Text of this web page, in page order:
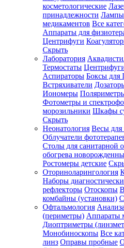
косметологические
принадлежности
медикаментов Все
Аппараты для
Центрифуги
Скрыть
Лаборатория
Термостаты
Аспираторы Боксы для
Встряхиватели
Иономеры
Фотометры и
морозильники Шкафы
Скрыть
Неонатология Весы
Облучатели
Столы для санитарной
обогрева
Ростомеры детские
Оториноларингология
Наборы
рефлекторы Отоскопы
комбайны (установки)
Офтальмология
(периметры) Аппараты
Диоптриметры
Монобиноскопы Все
линз Оправы пробные